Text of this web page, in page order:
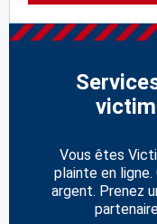
Vous êtes
plainte en
argent. Prenez